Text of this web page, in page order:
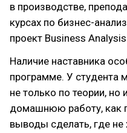
в производстве,
курсах по бизнес-
проект Business
Наличие наставника
программе. У студента
не только по теории,
домашнюю работу, как
выводы сделать, где не